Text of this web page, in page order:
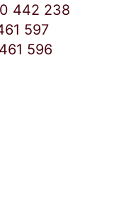
442 238
597
596